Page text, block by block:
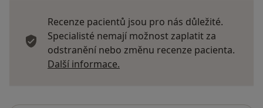
Recenze pacientů jsou pro nás důležité.
Specialisté nemají možnost zaplatit za
odstranění nebo změnu recenze pacienta.
Další informace.